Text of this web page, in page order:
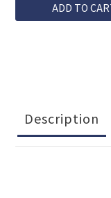
ADD TO
Description